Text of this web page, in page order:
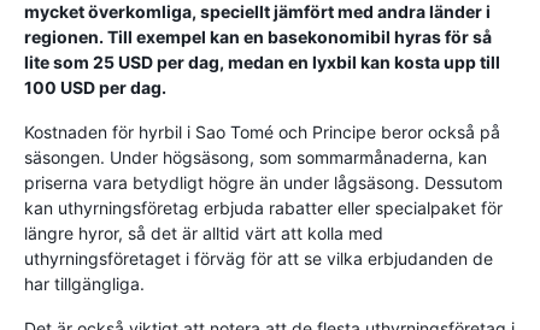
mycket överkomliga, speciellt jämfört med andra länder i
regionen. Till exempel kan en basekonomibil hyras för så
lite som 25 USD per dag, medan en lyxbil kan kosta upp till
100 USD per dag.
Kostnaden för hyrbil i Sao Tomé och Principe beror också på
säsongen. Under högsäsong, som sommarmånaderna, kan
priserna vara betydligt högre än under lågsäsong. Dessutom
kan uthyrningsföretag erbjuda rabatter eller specialpaket för
längre hyror, så det är alltid värt att kolla med
uthyrningsföretaget i förväg för att se vilka erbjudanden de
har tillgängliga.